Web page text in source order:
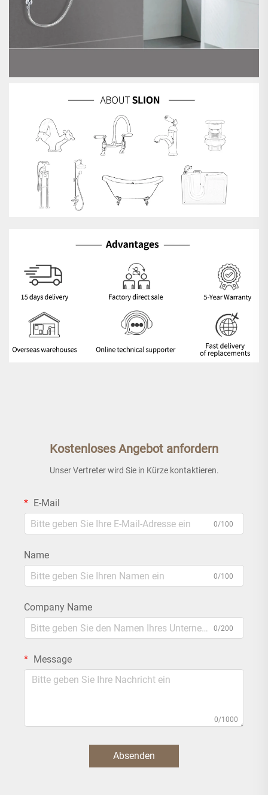
Kostenloses Angebot anfordern
Unser Vertreter wird Sie in Kürze kontaktieren.
E-Mail
0/100
Name
0/100
Company Name
0/200
Message
0/1000
Absenden